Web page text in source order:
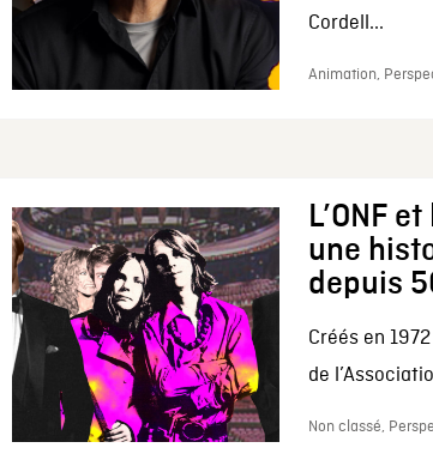
Cordell...
Animation,
L’ONF
une
depuis
Créés en
de
Non classé,